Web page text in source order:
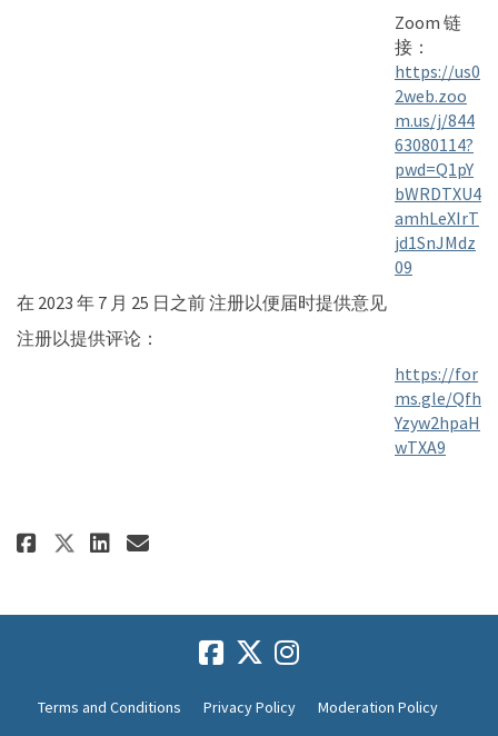
Zoom 链
接：
https://us0
2web.zoo
m.us/j/844
63080114?
pwd=Q1pY
bWRDTXU4
amhLeXIrT
jd1SnJMdz
09
在 2023 年 7 月 25 日之前注册以便届时提供意见
注册以提供评论：
https://for
ms.gle/Qfh
Yzyw2hpaH
wTXA9
Share 穩定租金聆聽會議 on Facebook
Share 穩定租金聆聽會議 on X
Share 穩定租金聆聽會議 on
Email 穩定租金聆聽會議 link
Terms and Conditions Privacy Policy Moderation Policy